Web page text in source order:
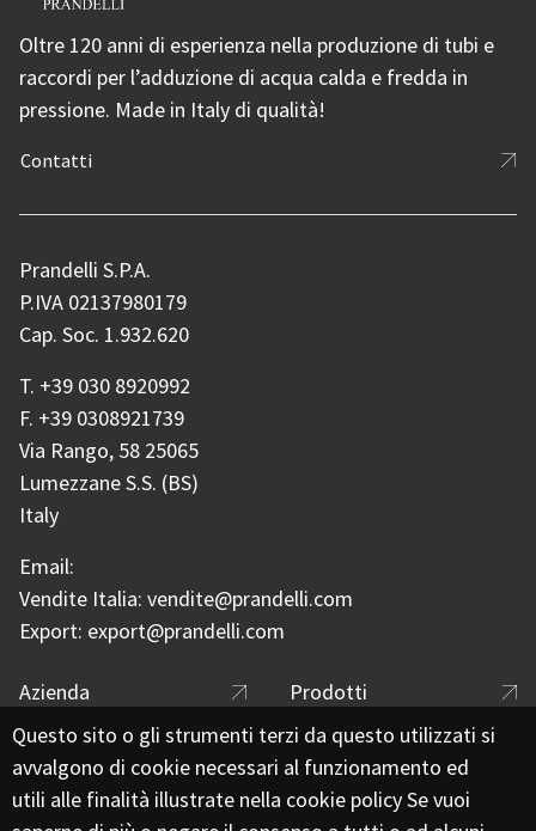
Oltre 120 anni di esperienza nella produzione di tubi e
raccordi per l’adduzione di acqua calda e fredda in
pressione. Made in Italy di qualità!
Contatti
Prandelli S.P.A.
P.IVA 02137980179
Cap. Soc. 1.932.620
T. +39 030 8920992
F. +39 0308921739
Via Rango, 58 25065
Lumezzane S.S. (BS)
Italy
Email:
Vendite Italia: vendite@prandelli.com
Export: export@prandelli.com
Footer menu
Azienda
Prodotti
Catalogo
Applicazioni
Rete commerciale
Certificazioni
Questo sito o gli strumenti terzi da questo utilizzati si
avvalgono di cookie necessari al funzionamento ed
utili alle finalità illustrate nella cookie policy Se vuoi